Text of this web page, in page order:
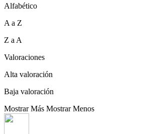
Alfabético
A a Z
Z a A
Valoraciones
Alta valoración
Baja valoración
Mostrar Más Mostrar Menos